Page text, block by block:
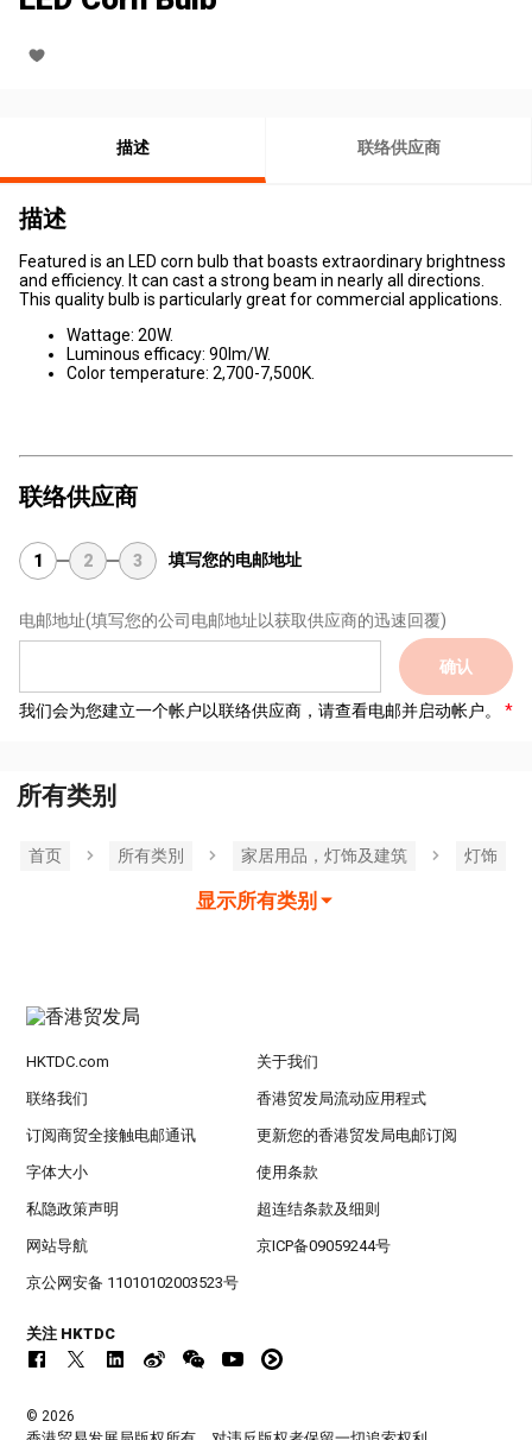
描述 联络供应商
描述
Featured is an LED corn bulb that boasts extraordinary brightness
and efficiency. It can cast a strong beam in nearly all directions.
This quality bulb is particularly great for commercial applications.
Wattage: 20W.
Luminous efficacy: 90lm/W.
Color temperature: 2,700-7,500K.
联络供应商
1 2 3 填写您的电邮地址
电邮地址(填写您的公司电邮地址以获取供应商的迅速回覆)
确认
我们会为您建立一个帐户以联络供应商，请查看电邮并启动帐户。
所有类别
首页 所有类別 家居用品，灯饰及建筑 灯饰
显示所有类别
HKTDC.com 关于我们
联络我们 香港贸发局流动应用程式
订阅商贸全接触电邮通讯 更新您的香港贸发局电邮订阅
字体大小 使用条款
私隐政策声明 超连结条款及细则
网站导航 京ICP备09059244号
京公网安备 11010102003523号
关注 HKTDC
© 2026